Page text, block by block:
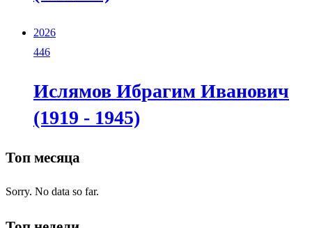
2026
446
Ислямов Ибрагим Иванович
(1919 - 1945)
Топ месяца
Sorry. No data so far.